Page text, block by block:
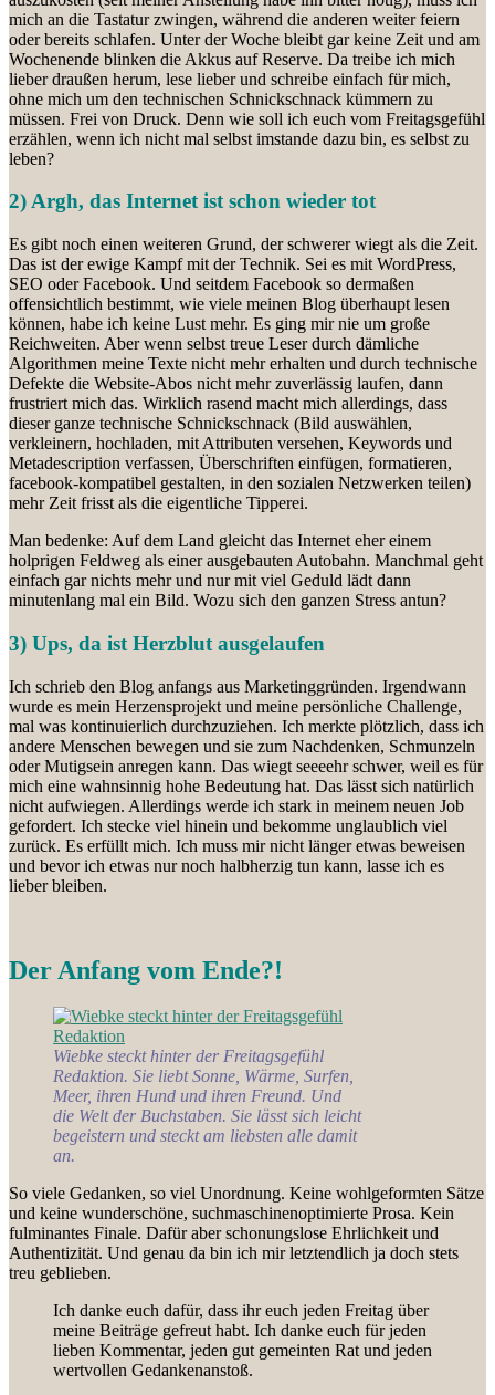
mich an die Tastatur zwingen, während die anderen weiter feiern
oder bereits schlafen. Unter der Woche bleibt gar keine Zeit und am
Wochenende blinken die Akkus auf Reserve. Da treibe ich mich
lieber draußen herum, lese lieber und schreibe einfach für mich,
ohne mich um den technischen Schnickschnack kümmern zu
müssen. Frei von Druck. Denn wie soll ich euch vom Freitagsgefühl
erzählen, wenn ich nicht mal selbst imstande dazu bin, es selbst zu
leben?
2) Argh, das Internet ist schon wieder tot
Es gibt noch einen weiteren Grund, der schwerer wiegt als die Zeit.
Das ist der ewige Kampf mit der Technik. Sei es mit WordPress,
SEO oder Facebook. Und seitdem Facebook so dermaßen
offensichtlich bestimmt, wie viele meinen Blog überhaupt lesen
können, habe ich keine Lust mehr. Es ging mir nie um große
Reichweiten. Aber wenn selbst treue Leser durch dämliche
Algorithmen meine Texte nicht mehr erhalten und durch technische
Defekte die Website-Abos nicht mehr zuverlässig laufen, dann
frustriert mich das. Wirklich rasend macht mich allerdings, dass
dieser ganze technische Schnickschnack (Bild auswählen,
verkleinern, hochladen, mit Attributen versehen, Keywords und
Metadescription verfassen, Überschriften einfügen, formatieren,
facebook-kompatibel gestalten, in den sozialen Netzwerken teilen)
mehr Zeit frisst als die eigentliche Tipperei.
Man bedenke: Auf dem Land gleicht das Internet eher einem
holprigen Feldweg als einer ausgebauten Autobahn. Manchmal geht
einfach gar nichts mehr und nur mit viel Geduld lädt dann
minutenlang mal ein Bild. Wozu sich den ganzen Stress antun?
3) Ups, da ist Herzblut ausgelaufen
Ich schrieb den Blog anfangs aus Marketinggründen. Irgendwann
wurde es mein Herzensprojekt und meine persönliche Challenge,
mal was kontinuierlich durchzuziehen. Ich merkte plötzlich, dass ich
andere Menschen bewegen und sie zum Nachdenken, Schmunzeln
oder Mutigsein anregen kann. Das wiegt seeeehr schwer, weil es für
mich eine wahnsinnig hohe Bedeutung hat. Das lässt sich natürlich
nicht aufwiegen. Allerdings werde ich stark in meinem neuen Job
gefordert. Ich stecke viel hinein und bekomme unglaublich viel
zurück. Es erfüllt mich. Ich muss mir nicht länger etwas beweisen
und bevor ich etwas nur noch halbherzig tun kann, lasse ich es
lieber bleiben.
Der Anfang vom Ende?!
Wiebke steckt hinter der Freitagsgefühl
Redaktion. Sie liebt Sonne, Wärme, Surfen,
Meer, ihren Hund und ihren Freund. Und
die Welt der Buchstaben. Sie lässt sich leicht
begeistern und steckt am liebsten alle damit
an.
So viele Gedanken, so viel Unordnung. Keine wohlgeformten Sätze
und keine wunderschöne, suchmaschinenoptimierte Prosa. Kein
fulminantes Finale. Dafür aber schonungslose Ehrlichkeit und
Authentizität. Und genau da bin ich mir letztendlich ja doch stets
treu geblieben.
Ich danke euch dafür, dass ihr euch jeden Freitag über
meine Beiträge gefreut habt. Ich danke euch für jeden
lieben Kommentar, jeden gut gemeinten Rat und jeden
wertvollen Gedankenanstoß.